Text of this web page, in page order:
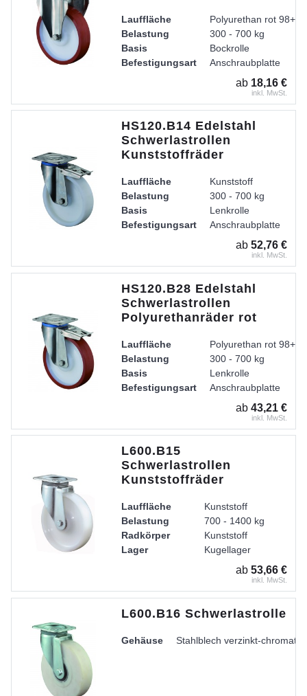
Lauffläche
Polyurethan rot 98+ /-
Belastung
300 - 700 kg
Basis
Bockrolle
Befestigungsart
Anschraubplatte
Kunststoff
Edelstahl-Rollenlager
Gehäuse
Gabel aus Edelstahl,
ab 18,16 €
inkl. MwSt.
HS120.B14 Edelstahl
Schwerlastrollen
Kunststoffräder
Lauffläche
Kunststoff
Belastung
300 - 700 kg
Basis
Lenkrolle
Befestigungsart
Anschraubplatte
Kunststoff
Edelstahl-Rollenlager
Gehäuse
Gabel aus Edelstahl,
ab 52,76 €
inkl. MwSt.
HS120.B28 Edelstahl
Schwerlastrollen
Polyurethanräder rot
Lauffläche
Polyurethan rot 98+ /-
Belastung
300 - 700 kg
Basis
Lenkrolle
Befestigungsart
Anschraubplatte
Kunststoff
Edelstahl-Rollenlager
Gehäuse
Gabel aus Edelstahl,
ab 43,21 €
inkl. MwSt.
L600.B15
Schwerlastrollen
Kunststoffräder
Lauffläche
Kunststoff
Belastung
700 - 1400 kg
Radkörper
Kunststoff
Lager
Kugellager
ab 53,66 €
inkl. MwSt.
L600.B16 Schwerlastrolle
Gehäuse Stahlblech verzinkt-